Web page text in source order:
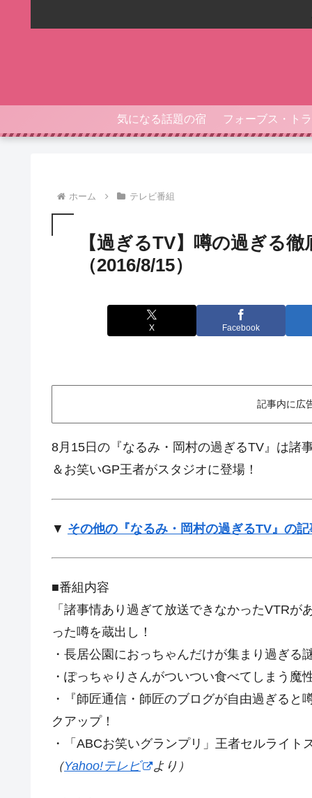
気になる話題の宿
ホーム テレビ番組
【過ぎるTV】噂の過ぎる
（2016/8/15）
X Facebook
記事内に広
8月15日の『なるみ・岡村の過ぎるTV』は諸
＆お笑いGP王者がスタジオに登場！
▼ その他の『なるみ・岡村の過ぎるTV』の
■番組内容
「諸事情あり過ぎて放送できなかったVTR
った噂を蔵出し！
・長居公園におっちゃんだけが集まり過ぎる
・ぽっちゃりさんがついつい食べてしまう魔
・『師匠通信・師匠のブログが自由過ぎる
クアップ！
・「ABCお笑いグランプリ」王者セルライト
（Yahoo!テレビ より）